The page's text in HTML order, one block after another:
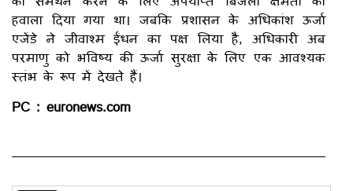
हवाला दिया गया था। जबकि प्रशासन के अधिकांश ऊर्जा
एजेंडे ने जीवाश्म ईंधन का पक्ष लिया है, अधिकारी अब
परमाणु को भविष्य की ऊर्जा सुरक्षा के लिए एक आवश्यक
स्तंभ के रूप में देखते हैं।
PC : euronews.com